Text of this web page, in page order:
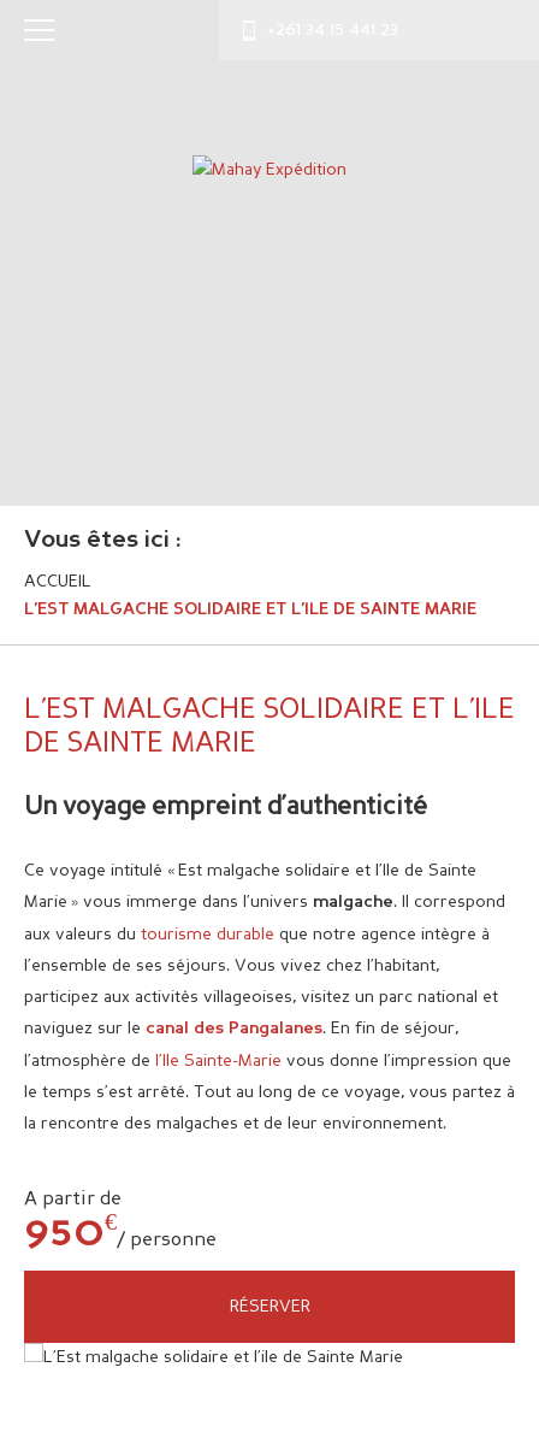
Vous êtes ici :
ACCUEIL
L’EST MALGACHE SOLIDAIRE ET L’ILE DE SAINTE MARIE
L’EST MALGACHE SOLIDAIRE ET L’ILE
DE SAINTE MARIE
Un voyage empreint d’authenticité
Ce voyage intitulé « Est malgache solidaire et l’Ile de Sainte
Marie » vous immerge dans l’univers malgache. Il correspond
aux valeurs du tourisme durable que notre agence intègre à
l’ensemble de ses séjours. Vous vivez chez l’habitant,
participez aux activités villageoises, visitez un parc national et
naviguez sur le canal des Pangalanes. En fin de séjour,
l’atmosphère de l’Ile Sainte-Marie vous donne l’impression que
le temps s’est arrêté. Tout au long de ce voyage, vous partez à
la rencontre des malgaches et de leur environnement.
A partir de
950€
/ personne
RÉSERVER